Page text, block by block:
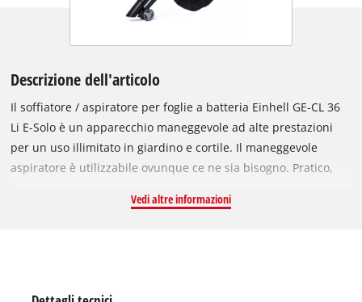
Descrizione dell'articolo
Il soffiatore / aspiratore per foglie a batteria Einhell GE-CL 36
Li E-Solo è un apparecchio maneggevole ad alte prestazioni
per un uso illimitato in giardino e cortile. Il maneggevole
aspiratore è utilizzabile ovunque ce ne sia bisogno. Pratico,
Impugnatura regolabile per una presa sicura durante
Vedi altre informazioni